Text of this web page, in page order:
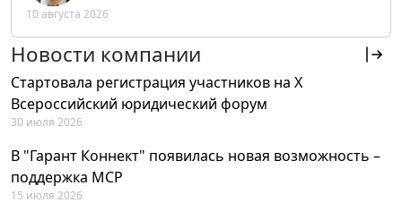
РФ
10 августа 2026
Новости компании
Стартовала регистрация участников на X
Всероссийский юридический форум
30 июля 2026
В "Гарант Коннект" появилась новая возможность –
поддержка MCP
15 июля 2026